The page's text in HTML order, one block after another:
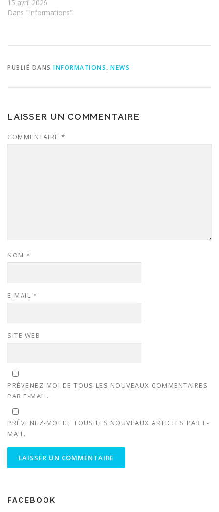
15 avril 2026
Dans "Informations"
PUBLIÉ DANS INFORMATIONS, NEWS
LAISSER UN COMMENTAIRE
COMMENTAIRE *
NOM *
E-MAIL *
SITE WEB
PRÉVENEZ-MOI DE TOUS LES NOUVEAUX COMMENTAIRES
PAR E-MAIL.
PRÉVENEZ-MOI DE TOUS LES NOUVEAUX ARTICLES PAR E-
MAIL.
FACEBOOK